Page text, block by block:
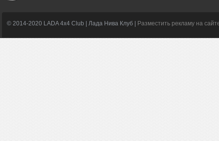
© 2014-2020 LADA 4x4 Club | Лада Нива Клуб | Разместить рекламу на